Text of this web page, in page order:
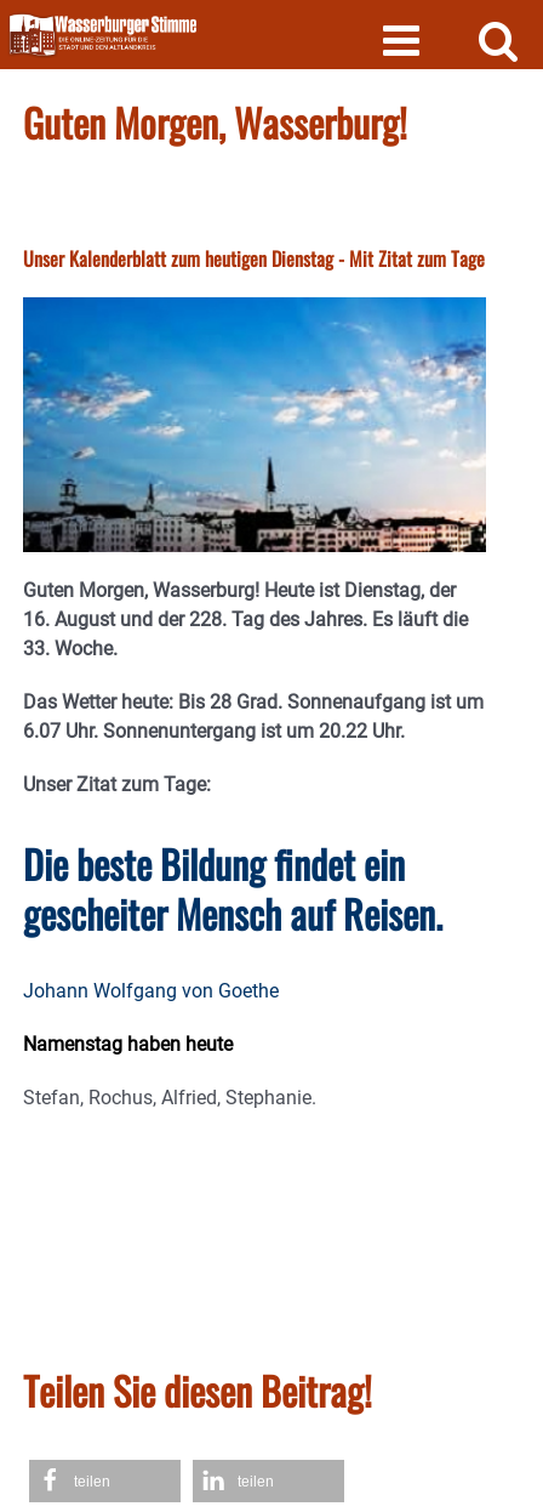
Skip
to
content
Guten Morgen, Wasserburg!
Unser Kalenderblatt zum heutigen Dienstag - Mit Zitat zum Tage
Guten Morgen, Wasserburg! Heute ist Dienstag, der
16. August und der 228. Tag des Jahres. Es läuft die
33. Woche.
Das Wetter heute: Bis 28 Grad. Sonnenaufgang ist um
6.07 Uhr. Sonnenuntergang ist um 20.22 Uhr.
Unser Zitat zum Tage:
Die beste Bildung findet ein
gescheiter Mensch auf Reisen.
Johann Wolfgang von Goethe
Namenstag haben heute
Stefan, Rochus, Alfried, Stephanie.
Teilen Sie diesen Beitrag!
teilen teilen